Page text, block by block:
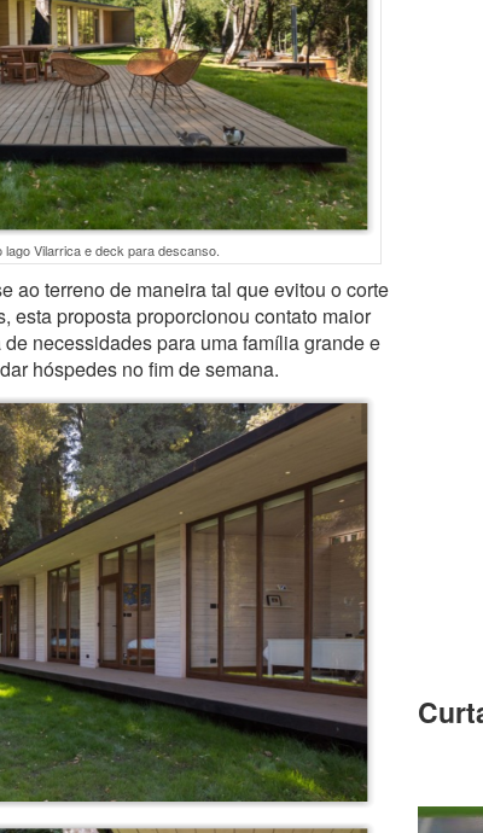
Vilarrica e deck para descanso.
ao terreno de maneira tal que evitou o corte
esta proposta proporcionou contato maior
necessidades para uma família grande e
hóspedes no fim de semana.